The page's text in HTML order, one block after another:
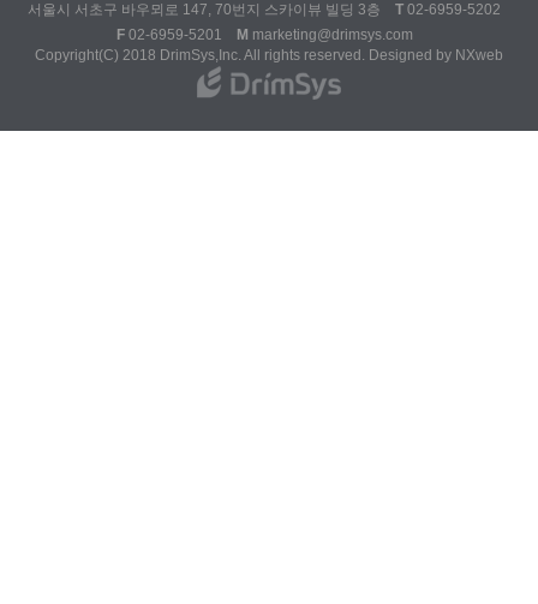
서울시 서초구 바우뫼로 147, 70번지 스카이뷰 빌딩 3층 T 02-6959-5202
F02-6959-5201 M marketing@drimsys.com
Copyright(C) 2018 DrimSys,Inc. All rights reserved. Designed by NXweb